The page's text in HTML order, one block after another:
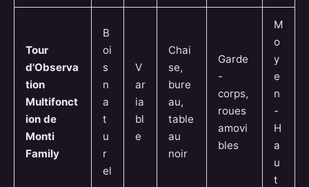
Tour
d'Observa
tion
Multifonct
ion de
Monti
Family
B
oi
s
n
a
t
u
r
el
V
ar
ia
bl
e
Chai
se,
bure
au,
table
au
noir
Garde
-
corps,
roues
amovi
bles
M
o
y
e
n
-
H
a
u
t